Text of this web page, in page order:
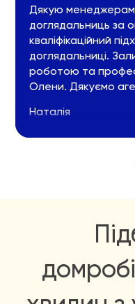
Дякую менеджерам
доглядальниць за
кваліфікаційний
доглядальниці.
роботою та
Олени. Дякуємо
Наталія